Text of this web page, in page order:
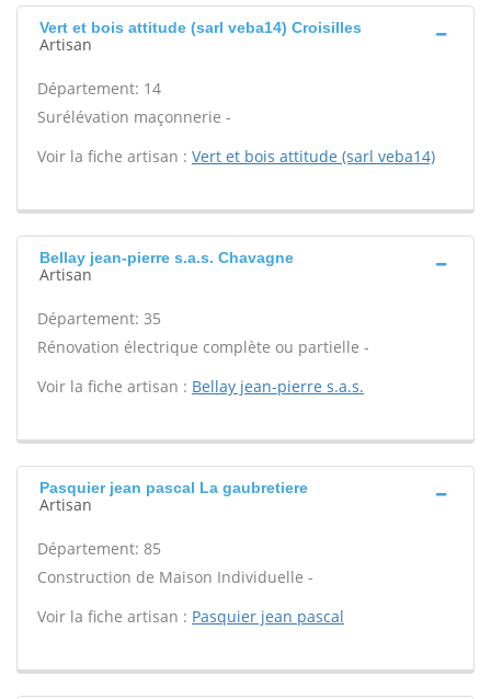
Vert et bois attitude (sarl veba14) Croisilles
Artisan
Département: 14
Surélévation maçonnerie -
Voir la fiche artisan : Vert et bois attitude (sarl veba14)
Bellay jean-pierre s.a.s. Chavagne
Artisan
Département: 35
Rénovation électrique complète ou partielle -
Voir la fiche artisan : Bellay jean-pierre s.a.s.
Pasquier jean pascal La gaubretiere
Artisan
Département: 85
Construction de Maison Individuelle -
Voir la fiche artisan : Pasquier jean pascal